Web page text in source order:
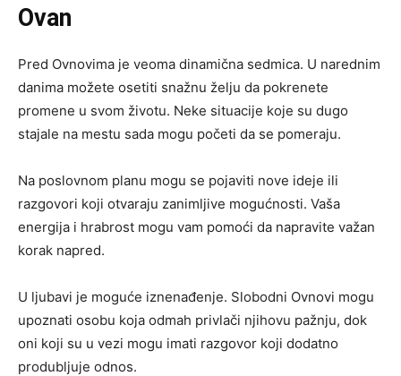
Ovan
Pred Ovnovima je veoma dinamična sedmica. U narednim
danima možete osetiti snažnu želju da pokrenete
promene u svom životu. Neke situacije koje su dugo
stajale na mestu sada mogu početi da se pomeraju.
Na poslovnom planu mogu se pojaviti nove ideje ili
razgovori koji otvaraju zanimljive mogućnosti. Vaša
energija i hrabrost mogu vam pomoći da napravite važan
korak napred.
U ljubavi je moguće iznenađenje. Slobodni Ovnovi mogu
upoznati osobu koja odmah privlači njihovu pažnju, dok
oni koji su u vezi mogu imati razgovor koji dodatno
produbljuje odnos.